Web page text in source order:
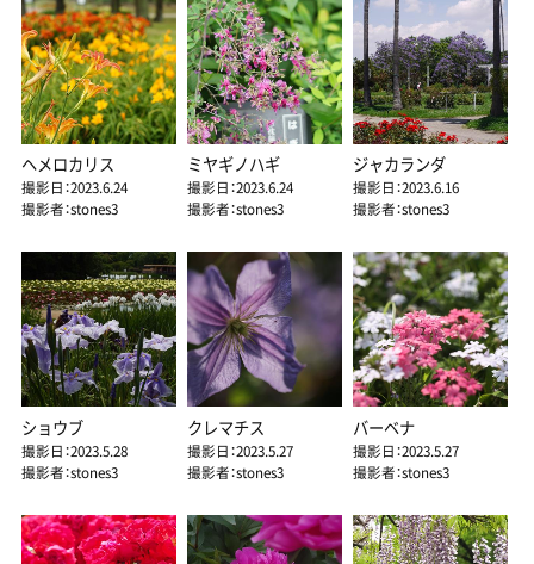
ヘメロカリス
撮影日：2023.6.24
撮影者：stones3
ミヤギノハギ
撮影日：2023.6.24
撮影者：stones3
ジャカランダ
撮影日：2023.6.16
撮影者：stones3
ショウブ
撮影日：2023.5.28
撮影者：stones3
クレマチス
撮影日：2023.5.27
撮影者：stones3
バーベナ
撮影日：2023.5.27
撮影者：stones3